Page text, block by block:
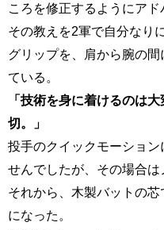
ころを修正するようにアド
その教えを2軍で自分なり
グリップを、肩から腕の
ている。
「技術を身に着けるのは
切。」
投手のクイックモーショ
せんでしたが、その場合は
それから、木製バットの
になった。